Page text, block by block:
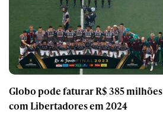
Globo pode faturar R$ 385 milhões
com Libertadores em 2024